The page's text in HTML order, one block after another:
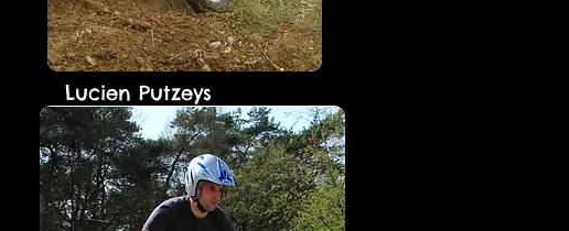
Lucien Putzeys